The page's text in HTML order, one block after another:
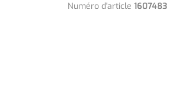
Numéro d'article 1607483